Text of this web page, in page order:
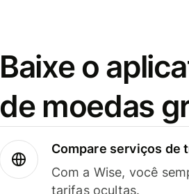
Baixe o
de moedas
Compare serviços de
Com a Wise, você
tarifas ocultas.